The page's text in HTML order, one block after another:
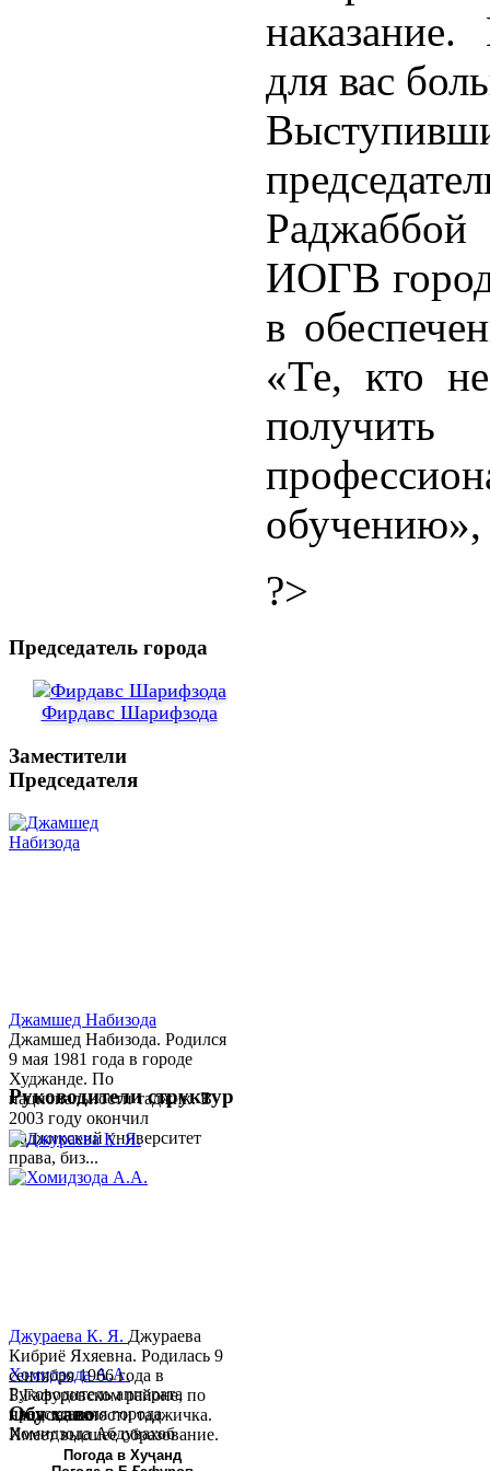
для вас
ИОГВ
в
«Те, кто
обучению»,
?>
Председатель города
Фирдавс Шарифзода
Заместители
Председателя
Джамшед Набизода
Джамшед Набизода. Родился
9 мая 1981 года в городе
Худжанде. По
национальности таджик. В
2003 году окончил
Таджикский университет
права, биз...
Хомидзода А.А.
Руководитель аппарата
председателя города
Хомидзода Абдувахоб
Абдумаджид родился 8
Руководители структур
Джураева К. Я. Джураева
Кибриё Яхяевна. Родилась 9
сентября 1966 года в
Б.Гафуровском районе, по
национальности таджичка.
Имеет высшее образование.
В 1997 ...
Обу хаво
Погода в Хуҷанд